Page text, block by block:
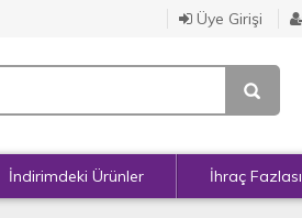
Üye Girişi
İndirimdeki Ürünler İhraç Fazlası